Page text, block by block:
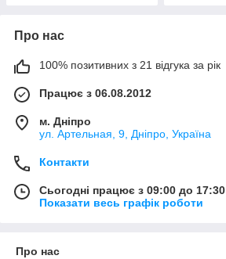
Про нас
100% позитивних з 21 відгука за рік
Працює з 06.08.2012
м. Дніпро
ул. Артельная, 9, Дніпро, Україна
Контакти
Сьогодні працює з 09:00 до 17:30
Показати весь графік роботи
Про нас